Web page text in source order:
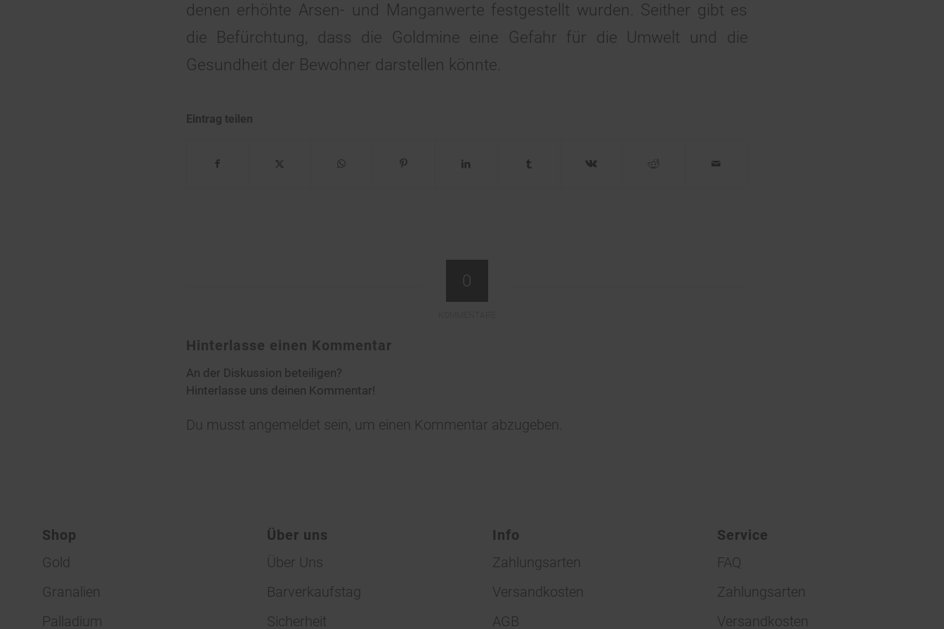
denen erhöhte Arsen- und Manganwerte festgestellt wurden. Seither gibt es
die Befürchtung, dass die Goldmine eine Gefahr für die Umwelt und die
Gesundheit der Bewohner darstellen könnte.
Eintrag teilen
0
Hinterlasse einen Kommentar
An der Diskussion beteiligen?
Hinterlasse uns deinen Kommentar!
Du musst angemeldet sein, um einen Kommentar abzugeben.
Shop
Gold
Granalien
Palladium
Über uns
Über Uns
Barverkaufstag
Sicherheit
Info
Zahlungsarten
Versandkosten
AGB
Service
FAQ
Zahlungsarten
Versandkosten